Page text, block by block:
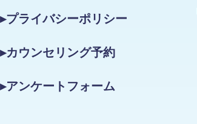
▸プライバシーポリシー
▸カウンセリング予約
▸アンケートフォーム